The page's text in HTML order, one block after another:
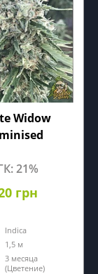
Widow
21%
грн
Indica
1,5 м
3 месяца
(Цветение)